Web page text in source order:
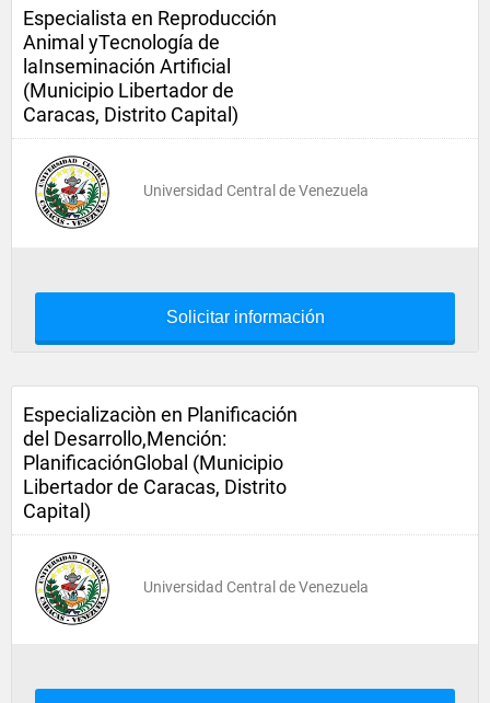
Especialista en Reproducción
Animal yTecnología de
laInseminación Artificial
(Municipio Libertador de
Caracas, Distrito Capital)
Universidad Central de Venezuela
Solicitar información
Especializaciòn en Planificación
del Desarrollo,Mención:
PlanificaciónGlobal (Municipio
Libertador de Caracas, Distrito
Capital)
Universidad Central de Venezuela